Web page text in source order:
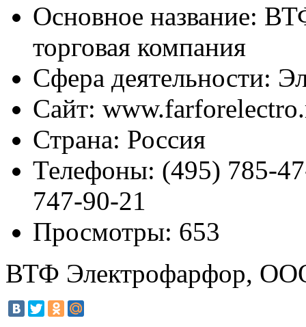
Основное название:
торговая компания
Сфера деятельности:
Сайт:
Страна: Россия
Телефоны: (495) 785-
747-90-21
Просмотры: 653
ВТФ Электрофарфор,